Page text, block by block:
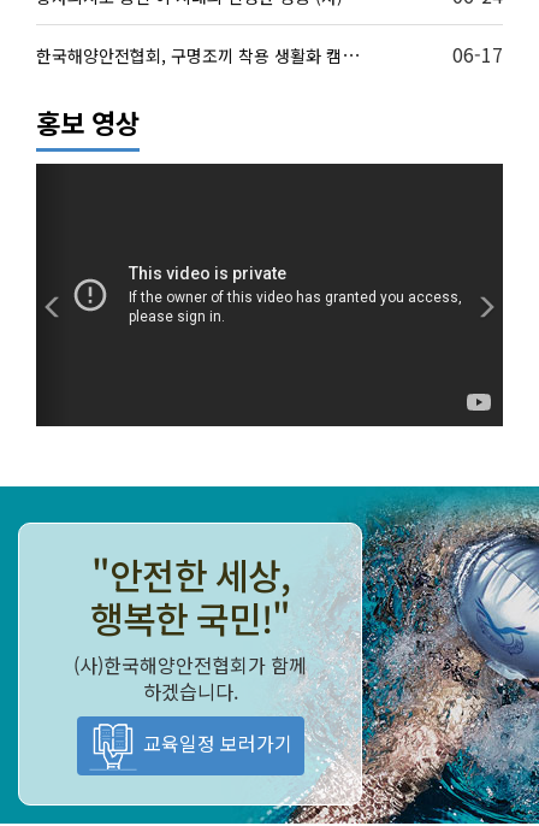
한
국해양안전협회, 구명조끼 착용 생활화 캠페인 펼쳐 06-17
홍보 영상
"안전한 세상,
행복한 국민!"
(사)한국해양안전협회가 함께
하겠습니다.
교육일정 보러가기